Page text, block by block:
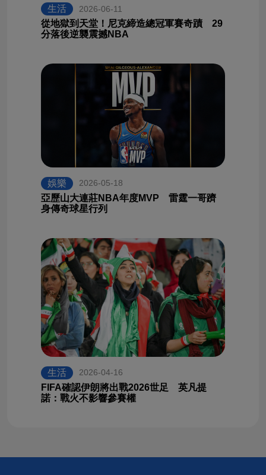
生活 2026-06-11
從地獄到天堂！尼克締造總冠軍賽奇蹟 29
分落後逆襲震撼NBA
娛樂 2026-05-18
亞歷山大連莊NBA年度MVP 雷霆一哥躋
身傳奇球星行列
生活 2026-04-16
FIFA確認伊朗將出戰2026世足 英凡提
諾：戰火不影響參賽權